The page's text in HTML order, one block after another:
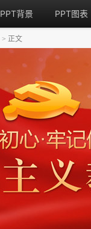
PPT背景 PPT图表
> 正文